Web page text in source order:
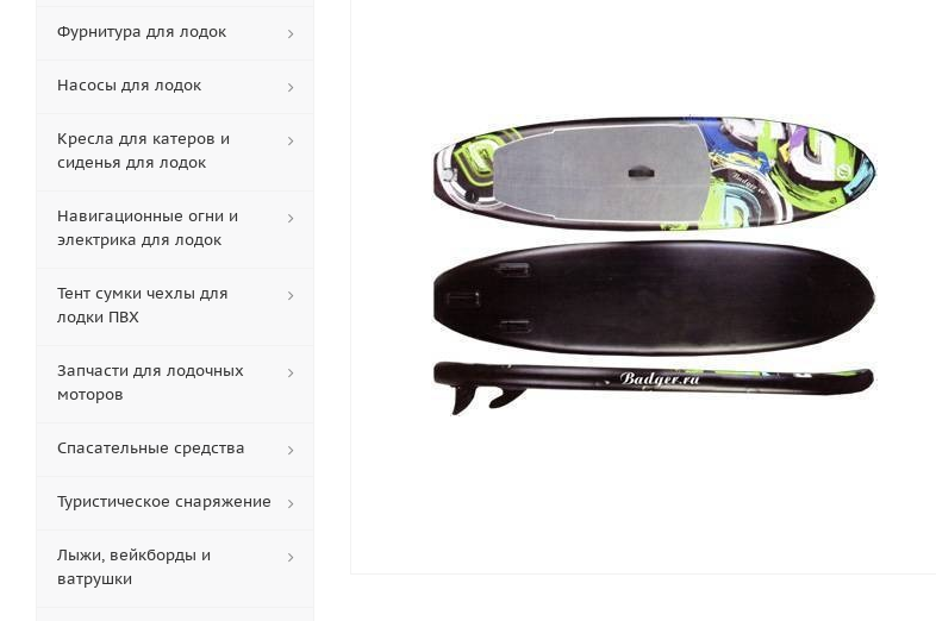
Фурнитура для лодок
Насосы для лодок
Кресла для катеров и
сиденья для лодок
Навигационные огни и
электрика для лодок
Тент сумки чехлы для
лодки ПВХ
Запчасти для лодочных
моторов
Спасательные средства
Туристическое снаряжение
Лыжи, вейкборды и
ватрушки